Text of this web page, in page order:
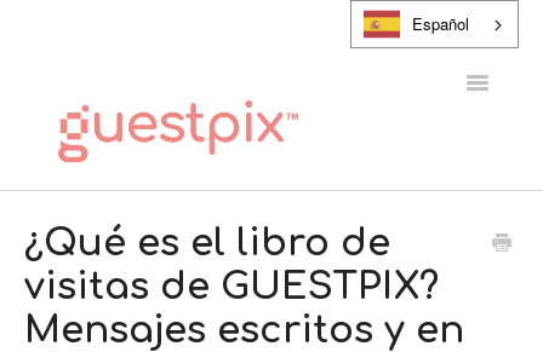
Español
Alternar
PONTE EN CONTACTO CON
¿Qué es el libro de
visitas de GUESTPIX?
Mensajes escritos y en